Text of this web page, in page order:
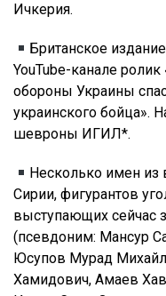
Ичкерия.
Британское
YouTube-канале
обороны Украины
украинского бойца».
шевроны ИГИЛ*.
Несколько имен
Сирии, фигурантов
выступающих сейчас
(псевдоним: Мансур
Юсупов Мурад
Хамидович, Амаев